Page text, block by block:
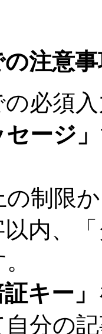
注意
必須
ージ」
の制限
内、
証キー」
分の